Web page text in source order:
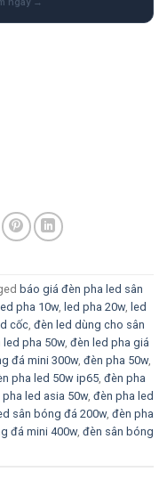
báo giá đèn pha led sân
led pha 10w, led pha 20w, led
cốc, đèn led dùng cho sân
led pha 50w, đèn led pha giá
đá mini 300w, đèn pha 50w,
pha led 50w ip65, đèn pha
pha led asia 50w, đèn pha led
sân bóng đá 200w, đèn pha
đá mini 400w, đèn sân bóng